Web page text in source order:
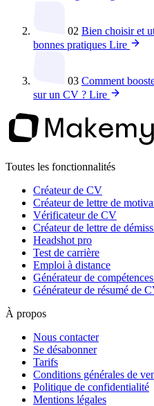
02 Bien choisir et
bonnes pratiques Lire
03 Comment
sur un CV ? Lire
Toutes les fonctionnalités
Créateur de CV
Créateur de lettre de
Vérificateur de CV
Créateur de lettre de
Headshot pro
Test de carrière
Emploi à distance
Générateur de
Générateur de résumé de
À propos
Nous contacter
Se désabonner
Tarifs
Conditions générales de
Politique de confidentialité
Mentions légales